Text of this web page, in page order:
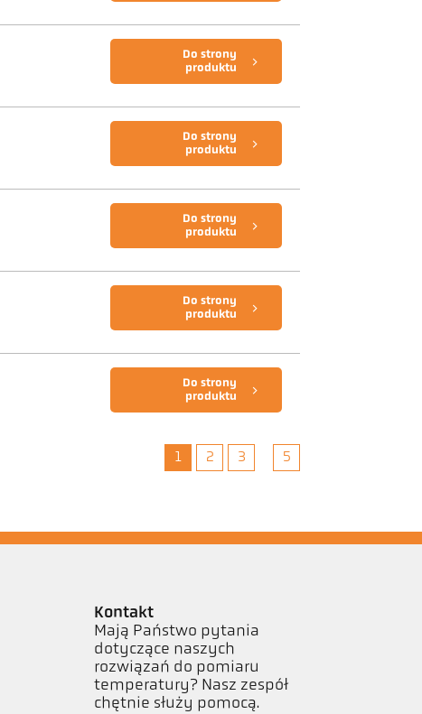
Do strony
produktu
Do strony
produktu
Do strony
produktu
Do strony
produktu
Do strony
produktu
1 2 3 5
Kontakt
Mają Państwo pytania
dotyczące naszych
rozwiązań do pomiaru
temperatury? Nasz zespół
chętnie służy pomocą.